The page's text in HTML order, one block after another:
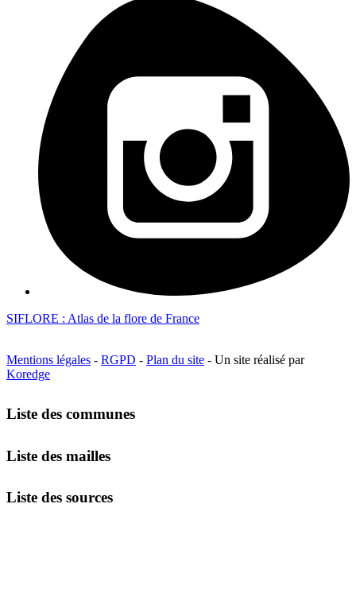
SIFLORE : Atlas de la flore de France
Mentions légales - RGPD - Plan du site - Un site réalisé par
Koredge
Liste des communes
Liste des mailles
Liste des sources